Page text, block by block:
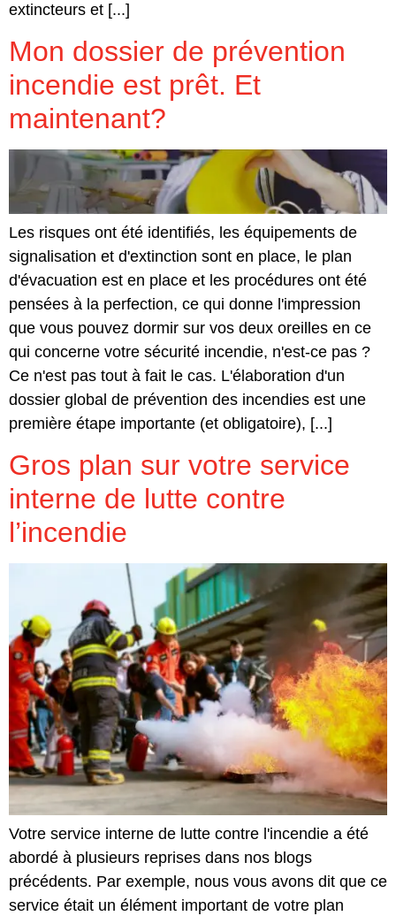
extincteurs et [...]
Mon dossier de prévention
incendie est prêt. Et
maintenant?
Les risques ont été identifiés, les équipements de
signalisation et d'extinction sont en place, le plan
d'évacuation est en place et les procédures ont été
pensées à la perfection, ce qui donne l'impression
que vous pouvez dormir sur vos deux oreilles en ce
qui concerne votre sécurité incendie, n'est-ce pas ?
Ce n'est pas tout à fait le cas. L'élaboration d'un
dossier global de prévention des incendies est une
première étape importante (et obligatoire), [...]
Gros plan sur votre service
interne de lutte contre
l’incendie
Votre service interne de lutte contre l'incendie a été
abordé à plusieurs reprises dans nos blogs
précédents. Par exemple, nous vous avons dit que ce
service était un élément important de votre plan